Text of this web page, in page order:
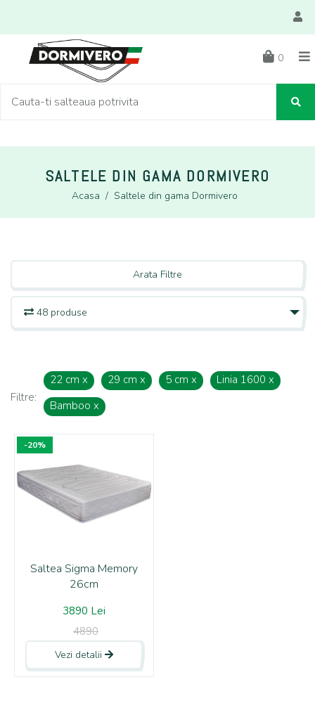
0
SALTELE DIN GAMA DORMIVERO
Acasa / Saltele din gama Dormivero
Arata Filtre
48 produse
Filtre:
22 cm x 29 cm x 5 cm x Linia 1600 x
Bamboo x
-20%
Saltea Sigma Memory
26cm
3890 Lei
4890
Vezi detalii